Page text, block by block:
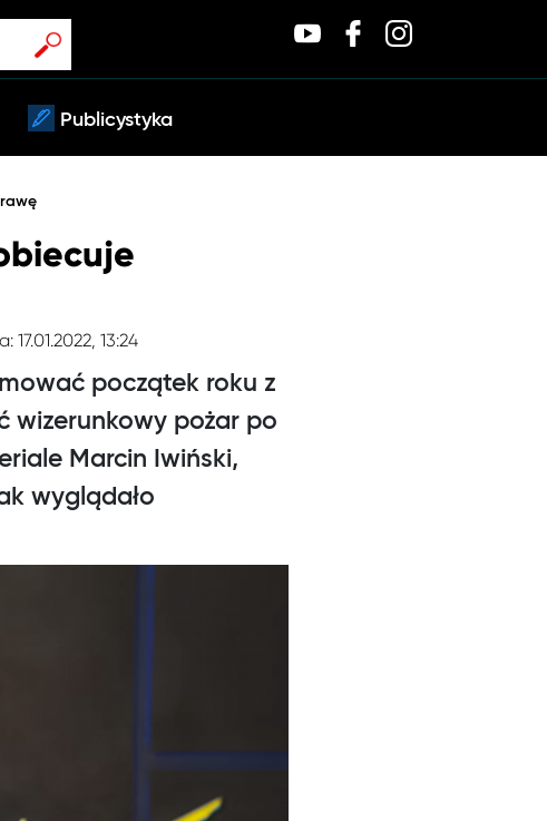
Publicystyka
17.01.2022, 13:24
początek roku z
wizerunkowy pożar po
Marcin Iwiński,
wyglądało